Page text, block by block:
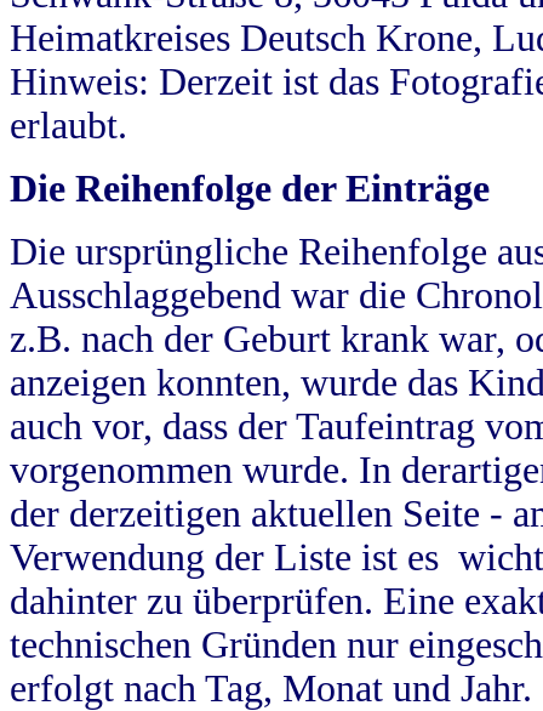
Heimatkreises Deutsch Krone,
Hinweis: Derzeit ist das
erlaubt.
Die Reihenfolge der Einträge
Die ursprüngliche Reihenfolge
Ausschlaggebend war die
z.B. nach der Geburt krank war,
anzeigen konnten, wurde das
auch vor, dass der Taufeintrag
vorgenommen wurde. In
der derzeitigen aktuellen Seite -
Verwendung der Liste ist es
dahinter zu überprüfen. Eine
technischen Gründen nur
erfolgt nach Tag, Monat und Jahr.